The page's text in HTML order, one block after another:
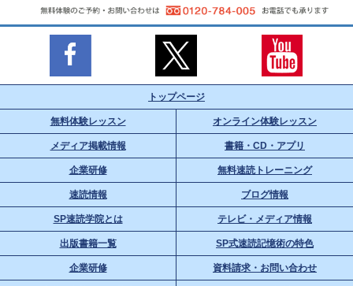
トップページ
無料体験レッスン オンライン体験レッスン
メディア掲載情報 書籍・CD・アプリ
企業研修 無料速読トレーニング
速読情報 ブログ情報
SP速読学院とは テレビ・メディア情報
出版書籍一覧 SP式速読記憶術の特色
企業研修 資料請求・お問い合わせ